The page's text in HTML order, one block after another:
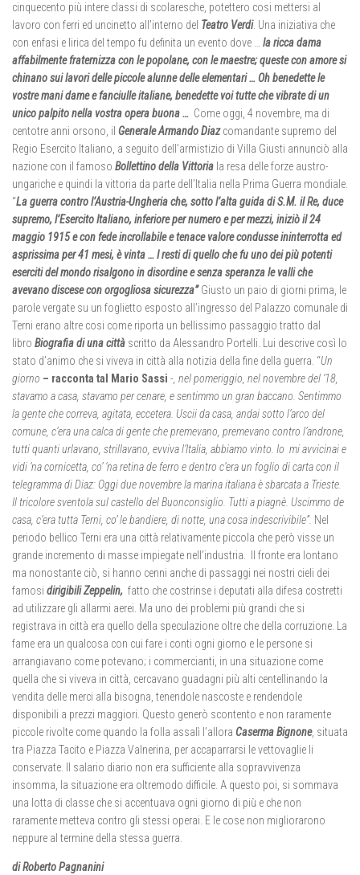
cinquecento più intere classi di scolaresche, potettero cosi mettersi al
lavoro con ferri ed uncinetto all’interno del Teatro Verdi. Una iniziativa che
con enfasi e lirica del tempo fu definita un evento dove … la ricca dama
affabilmente fraternizza con le popolane, con le maestre; queste con amore si
chinano sui lavori delle piccole alunne delle elementari … Oh benedette le
vostre mani dame e fanciulle italiane, benedette voi tutte che vibrate di un
unico palpito nella vostra opera buona … Come oggi, 4 novembre, ma di
centotre anni orsono, il Generale Armando Diazcomandante supremo del
Regio Esercito Italiano, a seguito dell’armistizio di Villa Giusti annunciò alla
nazione con il famoso Bollettino della Vittoria la resa delle forze austro-
ungariche e quindi la vittoria da parte dell’Italia nella Prima Guerra mondiale.
“La guerra contro l’Austria-Ungheria che, sotto l’alta guida di S.M. il Re, duce
supremo, l’Esercito Italiano, inferiore per numero e per mezzi, iniziò il 24
maggio 1915 e con fede incrollabile e tenace valore condusse ininterrotta ed
asprissima per 41 mesi, è vinta … I resti di quello che fu uno dei più potenti
eserciti del mondo risalgono in disordine e senza speranza le valli che
avevano discese con orgogliosa sicurezza”Giusto un paio di giorni prima, le
parole vergate su un foglietto esposto all’ingresso del Palazzo comunale di
Terni erano altre cosi come riporta un bellissimo passaggio tratto dal
libro Biografia di una città scritto da Alessandro Portelli. Lui descrive così lo
stato d’animo che si viveva in città alla notizia della fine della guerra. “Un
giorno – racconta tal Mario Sassi -, nel pomeriggio, nel novembre del ’18,
stavamo a casa, stavamo per cenare, e sentimmo un gran baccano. Sentimmo
la gente che correva, agitata, eccetera. Uscii da casa, andai sotto l’arco del
comune, c’era una calca di gente che premevano, premevano contro l’androne,
tutti quanti urlavano, strillavano, evviva l’Italia, abbiamo vinto. Io mi avvicinai e
vidi ‘na cornicetta, co’ ‘na retina de ferro e dentro c’era un foglio di carta con il
telegramma di Diaz: Oggi due novembre la marina italiana è sbarcata a Trieste.
Il tricolore sventola sul castello del Buonconsiglio. Tutti a piagnè. Uscimmo de
casa, c’era tutta Terni, co’ le bandiere, di notte, una cosa indescrivibile”. Nel
periodo bellico Terni era una città relativamente piccola che però visse un
grande incremento di masse impiegate nell’industria. Il fronte era lontano
ma nonostante ciò, si hanno cenni anche di passaggi nei nostri cieli dei
famosi dirigibili Zeppelin, fatto che costrinse i deputati alla difesa costretti
ad utilizzare gli allarmi aerei. Ma uno dei problemi più grandi che si
registrava in città era quello della speculazione oltre che della corruzione. La
fame era un qualcosa con cui fare i conti ogni giorno e le persone si
arrangiavano come potevano; i commercianti, in una situazione come
quella che si viveva in città, cercavano guadagni più alti centellinando la
vendita delle merci alla bisogna, tenendole nascoste e rendendole
disponibili a prezzi maggiori. Questo generò scontento e non raramente
piccole rivolte come quando la folla assalì l’allora Caserma Bignone, situata
tra Piazza Tacito e Piazza Valnerina, per accaparrarsi le vettovaglie li
conservate. Il salario diario non era sufficiente alla sopravvivenza
insomma, la situazione era oltremodo difficile. A questo poi, si sommava
una lotta di classe che si accentuava ogni giorno di più e che non
raramente metteva contro gli stessi operai. E le cose non migliorarono
neppure al termine della stessa guerra.
di Roberto Pagnanini